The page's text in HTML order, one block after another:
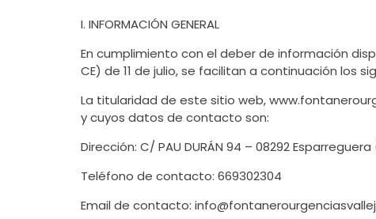
I. INFORMACIÓN GENERAL
En cumplimiento con el deber de información
CE) de 11 de julio, se facilitan a continuación los
La titularidad de este sitio web,
y cuyos datos de contacto son:
Dirección: C/ PAU DURÁN 94 – 08292
Teléfono de contacto: 669302304
Email de contacto: